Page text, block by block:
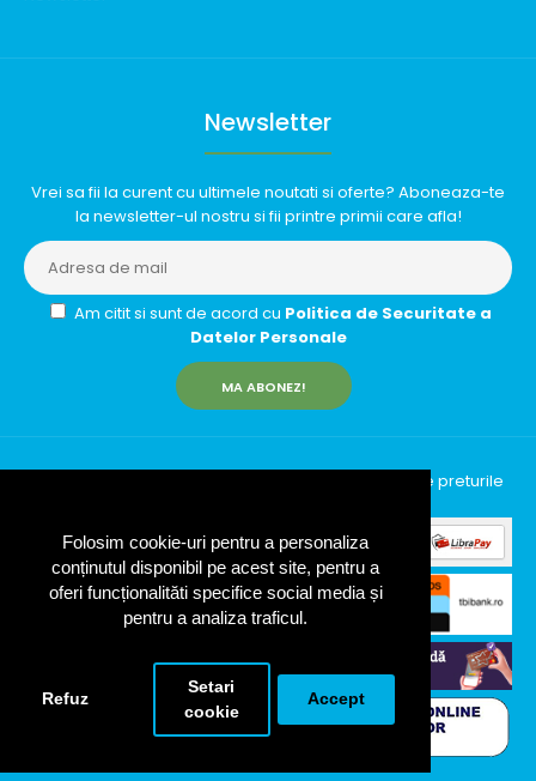
Folosim cookie-uri pentru a personaliza
conținutul disponibil pe acest site, pentru a
oferi funcționalităti specifice social media și
pentru a analiza traficul.
Refuz
Setari
cookie
Accept
Newsletter
Vrei sa fii la curent cu ultimele noutati si oferte? Aboneaza-te
la newsletter-ul nostru si fii printre primii care afla!
Am citit si sunt de acord cu Politica de Securitate a
Datelor Personale
MA ABONEZ!
InfinityRun © 2026 Toate drepturile rezervate | Toate preturile